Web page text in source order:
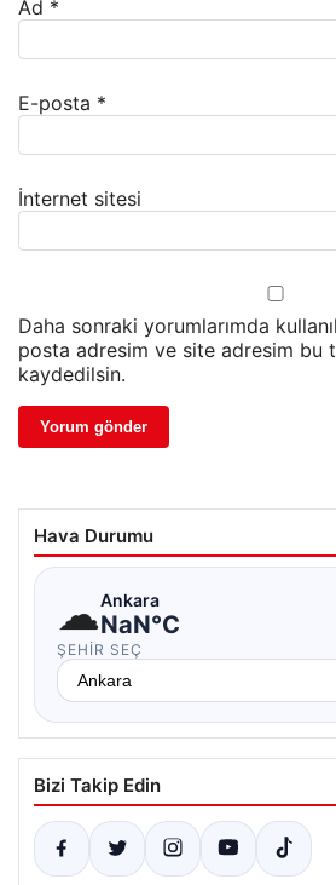
Ad *
E-posta *
İnternet sitesi
Daha sonraki yorumlarımda
posta adresim ve site adresim bu
kaydedilsin.
Hava Durumu
☁Ankara
NaN°C
ŞEHIR SEÇ
Bizi Takip Edin